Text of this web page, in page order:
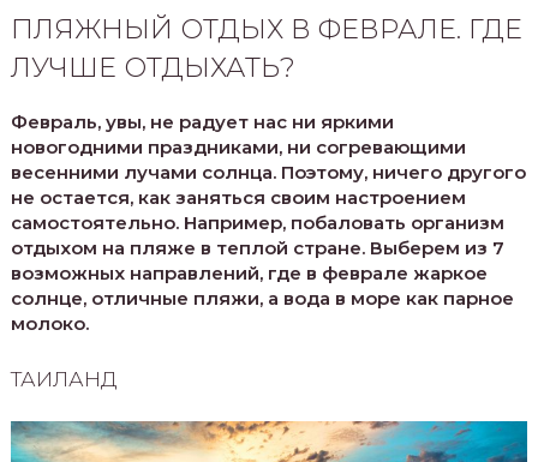
ПЛЯЖНЫЙ ОТДЫХ В ФЕВРАЛЕ. ГДЕ
ЛУЧШЕ ОТДЫХАТЬ?
Февраль, увы, не радует нас ни яркими
новогодними праздниками, ни согревающими
весенними лучами солнца. Поэтому, ничего другого
не остается, как заняться своим настроением
самостоятельно. Например, побаловать организм
отдыхом на пляже в теплой стране. Выберем из 7
возможных направлений, где в феврале жаркое
солнце, отличные пляжи, а вода в море как парное
молоко.
ТАИЛАНД